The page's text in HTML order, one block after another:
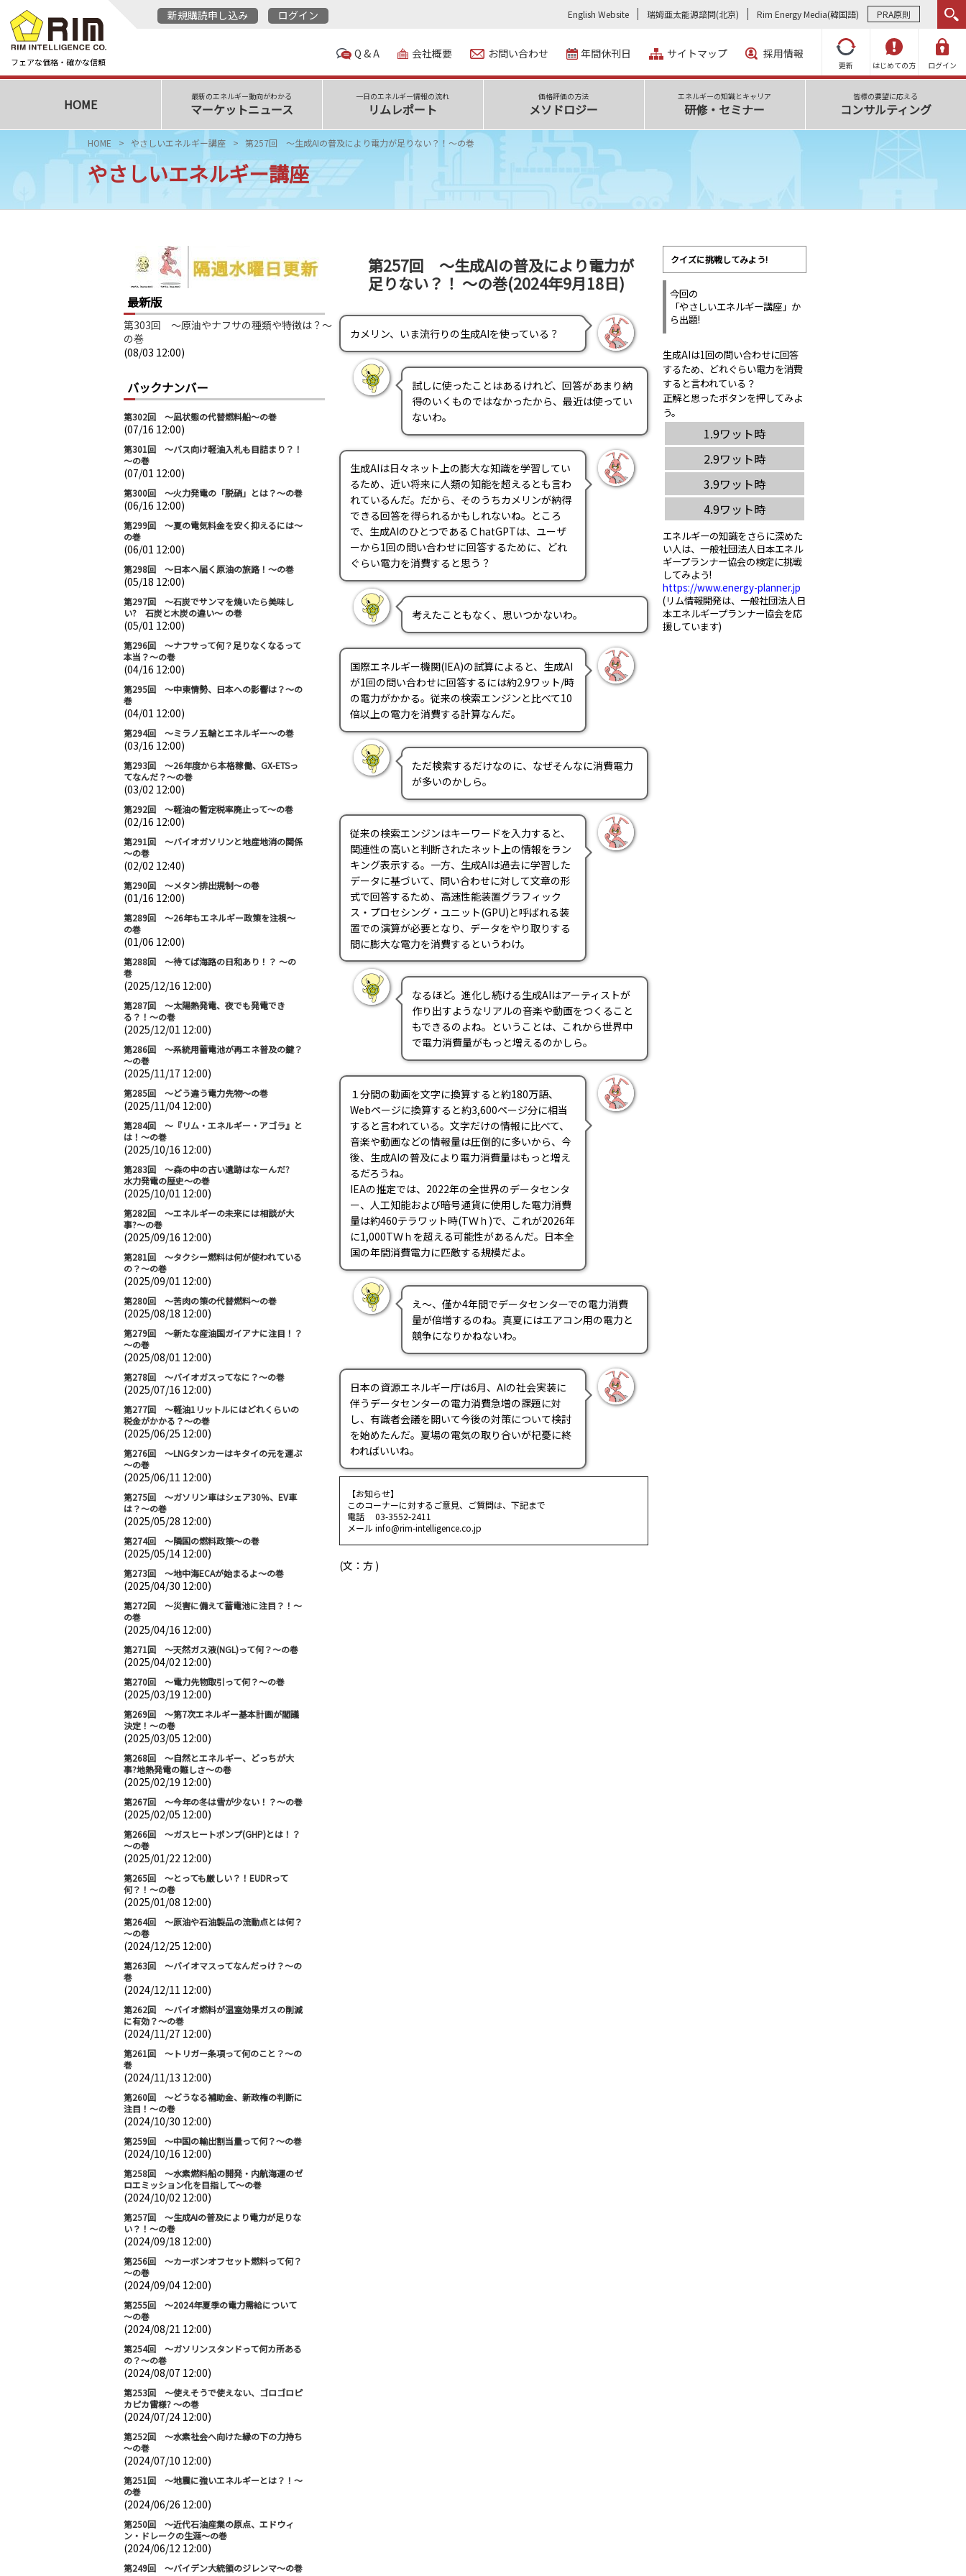
フェアな価格・確かな信頼
新規購読申し込み ログイン English Website 瑞姆亜太能源諮問(北京) Rim Energy Media(韓国語) PRA原則
更新 はじめての方 ログイン
Q & A 会社概要 お問い合わせ 年間休刊日 サイトマップ 採用情報
HOME 最新のエネルギー動向がわかる
マーケットニュース
一日のエネルギー情報の流れ
リムレポート
価格評価の方法
メソドロジー
エネルギーの知識とキャリア
研修・セミナー
皆様の要望に応える
コンサルティング
HOME やさしいエネルギー講座 第257回 ～生成AIの普及により電力が足りない？！～の巻
やさしいエネルギー講座
最新版
第303回 ～原油やナフサの種類や特徴は？～
の巻
(08/03 12:00)
バックナンバー
第302回 ～凪状態の代替燃料船～の巻
(07/16 12:00)
第301回 ～バス向け軽油入札も目詰まり？！
～の巻
(07/01 12:00)
第300回 ～火力発電の「脱硝」とは？～の巻
(06/16 12:00)
第299回 ～夏の電気料金を安く抑えるには～
の巻
(06/01 12:00)
第298回 ～日本へ届く原油の旅路！～の巻
(05/18 12:00)
第297回 ～石炭でサンマを焼いたら美味し
い? 石炭と木炭の違い～ の巻
(05/01 12:00)
第296回 ～ナフサって何？足りなくなるって
本当？～の巻
(04/16 12:00)
第295回 ～中東情勢、日本への影響は？～の
巻
(04/01 12:00)
第294回 ～ミラノ五輪とエネルギー～の巻
(03/16 12:00)
第293回 ～26年度から本格稼働、GX-ETSっ
てなんだ？～の巻
(03/02 12:00)
第292回 ～軽油の暫定税率廃止って～の巻
(02/16 12:00)
第291回 ～バイオガソリンと地産地消の関係
～の巻
(02/02 12:40)
第290回 ～メタン排出規制～の巻
(01/16 12:00)
第289回 ～26年もエネルギー政策を注視～
の巻
(01/06 12:00)
第288回 ～待てば海路の日和あり！？ ～の
巻
(2025/12/16 12:00)
第287回 ～太陽熱発電、夜でも発電でき
る？！～の巻
(2025/12/01 12:00)
第286回 ～系統用蓄電池が再エネ普及の鍵？
～の巻
(2025/11/17 12:00)
第285回 ～どう違う電力先物～の巻
(2025/11/04 12:00)
第284回 ～『リム・エネルギー・アゴラ』と
は！～の巻
(2025/10/16 12:00)
第283回 ～森の中の古い遺跡はなーんだ?
水力発電の歴史～の巻
(2025/10/01 12:00)
第282回 ～エネルギーの未来には相談が大
事?～の巻
(2025/09/16 12:00)
第281回 ～タクシー燃料は何が使われている
の？～の巻
(2025/09/01 12:00)
第280回 ～苦肉の策の代替燃料～の巻
(2025/08/18 12:00)
第279回 ～新たな産油国ガイアナに注目！？
～の巻
(2025/08/01 12:00)
第278回 ～バイオガスってなに？～の巻
(2025/07/16 12:00)
第277回 ～軽油1リットルにはどれくらいの
税金がかかる？～の巻
(2025/06/25 12:00)
第276回 ～LNGタンカーはキタイの元を運ぶ
～の巻
(2025/06/11 12:00)
第275回 ～ガソリン車はシェア30％、EV車
は？～の巻
(2025/05/28 12:00)
第274回 ～隣国の燃料政策～の巻
(2025/05/14 12:00)
第273回 ～地中海ECAが始まるよ～の巻
(2025/04/30 12:00)
第272回 ～災害に備えて蓄電池に注目？！～
の巻
(2025/04/16 12:00)
第271回 ～天然ガス液(NGL)って何？～の巻
(2025/04/02 12:00)
第270回 ～電力先物取引って何？～の巻
(2025/03/19 12:00)
第269回 ～第7次エネルギー基本計画が閣議
決定！～の巻
(2025/03/05 12:00)
第268回 ～自然とエネルギー、どっちが大
事?地熱発電の難しさ～の巻
(2025/02/19 12:00)
第267回 ～今年の冬は雪が少ない！？～の巻
(2025/02/05 12:00)
第266回 ～ガスヒートポンプ(GHP)とは！？
～の巻
(2025/01/22 12:00)
第265回 ～とっても厳しい？！EUDRって
何？！～の巻
(2025/01/08 12:00)
第264回 ～原油や石油製品の流動点とは何？
～の巻
(2024/12/25 12:00)
第263回 ～バイオマスってなんだっけ？～の
巻
(2024/12/11 12:00)
第262回 ～バイオ燃料が温室効果ガスの削減
に有効？～の巻
(2024/11/27 12:00)
第261回 ～トリガー条項って何のこと？～の
巻
(2024/11/13 12:00)
第260回 ～どうなる補助金、新政権の判断に
注目！～の巻
(2024/10/30 12:00)
第259回 ～中国の輸出割当量って何？～の巻
(2024/10/16 12:00)
第258回 ～水素燃料船の開発・内航海運のゼ
ロエミッション化を目指して～の巻
(2024/10/02 12:00)
第257回 ～生成AIの普及により電力が足りな
い？！～の巻
(2024/09/18 12:00)
第256回 ～カーボンオフセット燃料って何？
～の巻
(2024/09/04 12:00)
第255回 ～2024年夏季の電力需給について
～の巻
(2024/08/21 12:00)
第254回 ～ガソリンスタンドって何カ所ある
の？～の巻
(2024/08/07 12:00)
第253回 ～使えそうで使えない、ゴロゴロピ
カピカ雷様? ～の巻
(2024/07/24 12:00)
第252回 ～水素社会へ向けた縁の下の力持ち
～の巻
(2024/07/10 12:00)
第251回 ～地震に強いエネルギーとは？！～
の巻
(2024/06/26 12:00)
第250回 ～近代石油産業の原点、エドウィ
ン・ドレークの生涯～の巻
(2024/06/12 12:00)
第249回 ～バイデン大統領のジレンマ～の巻
第257回 ～生成AIの普及により電力が
足りない？！ ～の巻(2024年9月18日)
カメリン、いま流行りの生成AIを使っている？
試しに使ったことはあるけれど、回答があまり納
得のいくものではなかったから、最近は使ってい
ないわ。
生成AIは日々ネット上の膨大な知識を学習してい
るため、近い将来に人類の知能を超えるとも言わ
れているんだ。だから、そのうちカメリンが納得
できる回答を得られるかもしれないね。ところ
で、生成AIのひとつであるＣhatGPTは、ユーザ
ーから1回の問い合わせに回答するために、どれ
ぐらい電力を消費すると思う？
考えたこともなく、思いつかないわ。
国際エネルギー機関(IEA)の試算によると、生成AI
が1回の問い合わせに回答するには約2.9ワット/時
の電力がかかる。従来の検索エンジンと比べて10
倍以上の電力を消費する計算なんだ。
ただ検索するだけなのに、なぜそんなに消費電力
が多いのかしら。
従来の検索エンジンはキーワードを入力すると、
関連性の高いと判断されたネット上の情報をラン
キング表示する。一方、生成AIは過去に学習した
データに基づいて、問い合わせに対して文章の形
式で回答するため、高速性能装置グラフィック
ス・プロセシング・ユニット(GPU)と呼ばれる装
置での演算が必要となり、データをやり取りする
間に膨大な電力を消費するというわけ。
なるほど。進化し続ける生成AIはアーティストが
作り出すようなリアルの音楽や動画をつくること
もできるのよね。ということは、これから世界中
で電力消費量がもっと増えるのかしら。
１分間の動画を文字に換算すると約180万語、
Webページに換算すると約3,600ページ分に相当
すると言われている。文字だけの情報に比べて、
音楽や動画などの情報量は圧倒的に多いから、今
後、生成AIの普及により電力消費量はもっと増え
るだろうね。
IEAの推定では、2022年の全世界のデータセンタ
ー、人工知能および暗号通貨に使用した電力消費
量は約460テラワット時(TＷｈ)で、これが2026年
に1,000TＷｈを超える可能性があるんだ。日本全
国の年間消費電力に匹敵する規模だよ。
え～、僅か4年間でデータセンターでの電力消費
量が倍増するのね。真夏にはエアコン用の電力と
競争になりかねないわ。
日本の資源エネルギー庁は6月、AIの社会実装に
伴うデータセンターの電力消費急増の課題に対
し、有識者会議を開いて今後の対策について検討
を始めたんだ。夏場の電気の取り合いが杞憂に終
わればいいね。
【お知らせ】
このコーナーに対するご意見、ご質問は、下記まで
電話 03-3552-2411
メール info@rim-intelligence.co.jp
(文：方 )
クイズに挑戦してみよう!
今回の
「やさしいエネルギー講座」か
ら出題!
生成AIは1回の問い合わせに回答
するため、どれぐらい電力を消費
すると言われている？
正解と思ったボタンを押してみよ
う。
エネルギーの知識をさらに深めた
い人は、一般社団法人日本エネル
ギープランナー協会の検定に挑戦
してみよう!
https://www.energy-planner.jp
(リム情報開発は、一般社団法人日
本エネルギープランナー協会を応
援しています)